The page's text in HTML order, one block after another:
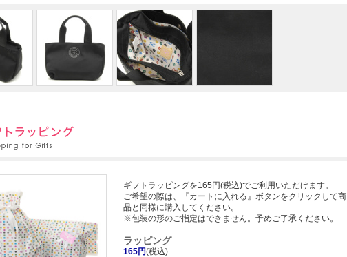
ギフトラッピングを165円(税込)でご利用いただけます。
ご希望の際は、『カートに入れる』ボタンをクリックして商
品と同様に購入してください。
※包装の形のご指定はできません。予めご了承ください。
ラッピング
165円(税込)